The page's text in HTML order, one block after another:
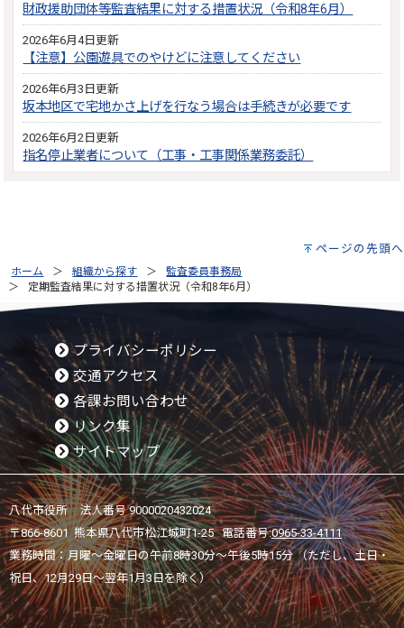
財政援助団体等監査結果に対する措置状況（令和8年6月）
2026年6月4日更新
【注意】公園遊具でのやけどに注意してください
2026年6月3日更新
坂本地区で宅地かさ上げを行なう場合は手続きが必要です
2026年6月2日更新
指名停止業者について（工事・工事関係業務委託）
ページの先頭へ
ホーム 組織から探す
監査委員事務局
定期監査結果に対する措置状況（令和8年6月）
プライバシーポリシー
交通アクセス
各課お問い合わせ
リンク集
サイトマップ
八代市役所 法人番号 9000020432024
〒866-8601 熊本県八代市松江城町1-25 電話番号:0965-33-4111
業務時間：月曜～金曜日の午前8時30分～午後5時15分 （ただし、土日・
祝日、12月29日～翌年1月3日を除く）